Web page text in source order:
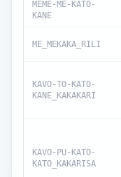
MEME-ME-KATO-
KANE
ME_MEKAKA_RILI
KAVO-TO-KATO-
KANE_KAKAKARI
KAVO-PU-KATO-
KATO_KAKARISA